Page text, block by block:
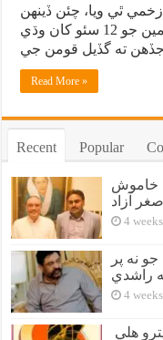
زخمي ٿي ويا، چئن ڏينهن
دوران شهيد فلسطينين جو انگ 4 ۽ زخمين جو 12 سئو کان وڌي
Read More »
Recent Popular
خاموش
آزاد
4
نه پر
راشدي
4